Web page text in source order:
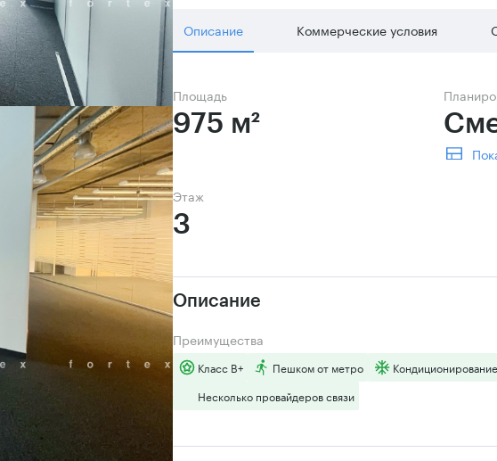
Описание Коммерческие условия
Площадь
975 м²
Этаж
3
Описание
Преимущества
Класс B+ Пешком от метро
Несколько провайдеров связи